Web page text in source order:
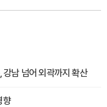
남 넘어 외곽까지 확산
향